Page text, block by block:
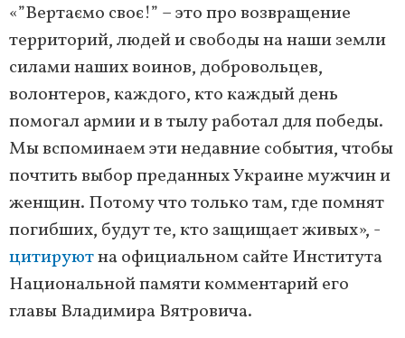
«”Вертаємо своє!” – это про возвращение
территорий, людей и свободы на наши земли
силами наших воинов, добровольцев,
волонтеров, каждого, кто каждый день
помогал армии и в тылу работал для победы.
Мы вспоминаем эти недавние события, чтобы
почтить выбор преданных Украине мужчин и
женщин. Потому что только там, где помнят
погибших, будут те, кто защищает живых», -
цитируютна официальном сайте Института
Национальной памяти комментарий его
главы Владимира Вятровича.